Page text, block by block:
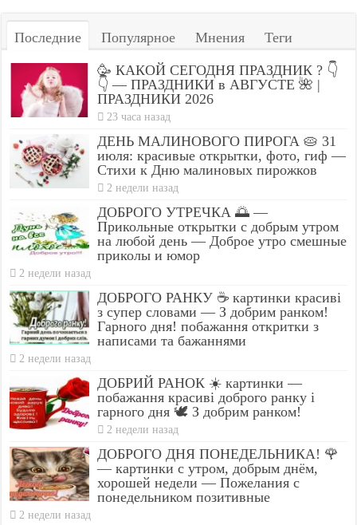
Последние Популярное Мнения Теги
🥳 КАКОЙ СЕГОДНЯ ПРАЗДНИК ? 👇
👇 — ПРАЗДНИКИ в АВГУСТЕ 🌺 |
ПРАЗДНИКИ 2026
23 часа назад
ДЕНЬ МАЛИНОВОГО ПИРОГА 🥧 31
июля: красивые открытки, фото, гиф —
Стихи к Дню малиновых пирожков
2 недели назад
ДОБРОГО УТРЕЧКА 🌅 —
Прикольные открытки с добрым утром
на любой день — Доброе утро смешные
приколы и юмор
2 недели назад
ДОБРОГО РАНКУ ☕ картинки красиві
з супер словами — З добрим ранком!
Гарного дня! побажання откритки з
написами та бажаннями
2 недели назад
ДОБРИЙ РАНОК ☀️ картинки —
побажання красиві доброго ранку і
гарного дня 🕊️ З добрим ранком!
2 недели назад
ДОБРОГО ДНЯ ПОНЕДЕЛЬНИКА! 🌹
— картинки с утром, добрым днём,
хорошей недели — Пожелания с
понедельником позитивные
2 недели назад